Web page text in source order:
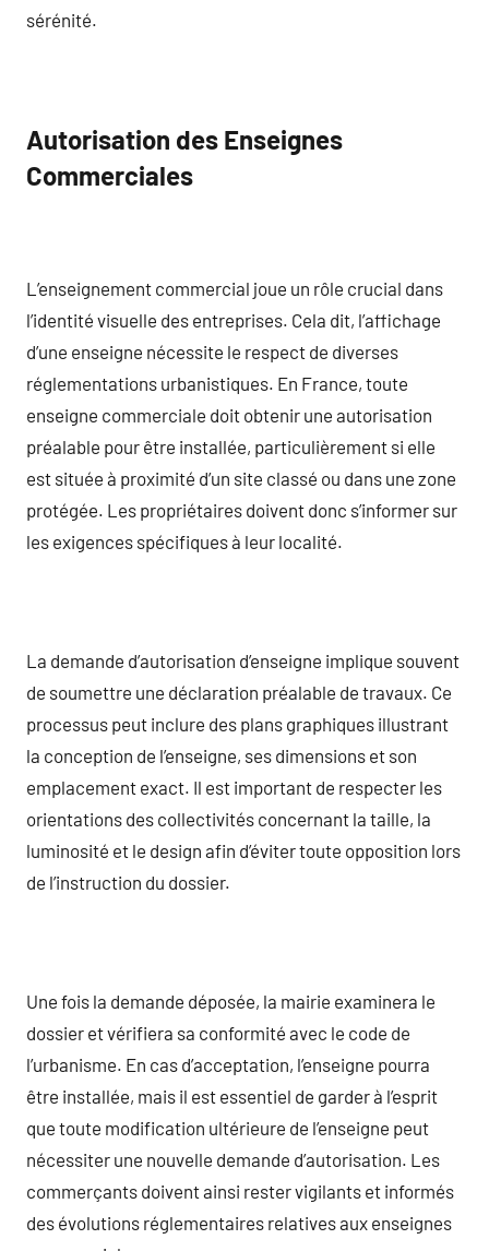
sérénité.
Autorisation des Enseignes
Commerciales
L’enseignement commercial joue un rôle crucial dans
l’identité visuelle des entreprises. Cela dit, l’affichage
d’une enseigne nécessite le respect de diverses
réglementations urbanistiques. En France, toute
enseigne commerciale doit obtenir une autorisation
préalable pour être installée, particulièrement si elle
est située à proximité d’un site classé ou dans une zone
protégée. Les propriétaires doivent donc s’informer sur
les exigences spécifiques à leur localité.
La demande d’autorisation d’enseigne implique souvent
de soumettre une déclaration préalable de travaux. Ce
processus peut inclure des plans graphiques illustrant
la conception de l’enseigne, ses dimensions et son
emplacement exact. Il est important de respecter les
orientations des collectivités concernant la taille, la
luminosité et le design afin d’éviter toute opposition lors
de l’instruction du dossier.
Une fois la demande déposée, la mairie examinera le
dossier et vérifiera sa conformité avec le code de
l’urbanisme. En cas d’acceptation, l’enseigne pourra
être installée, mais il est essentiel de garder à l’esprit
que toute modification ultérieure de l’enseigne peut
nécessiter une nouvelle demande d’autorisation. Les
commerçants doivent ainsi rester vigilants et informés
des évolutions réglementaires relatives aux enseignes